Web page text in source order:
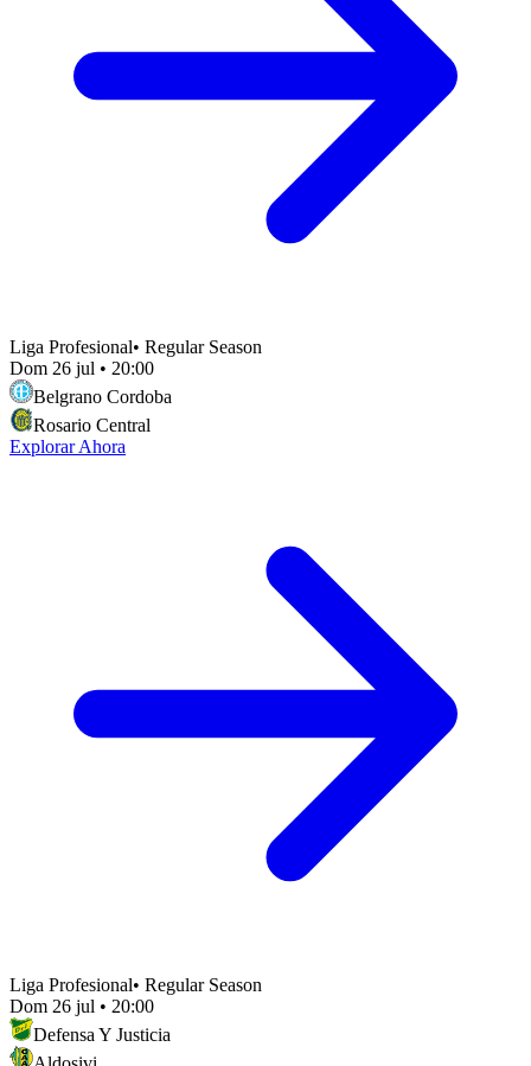
Liga Profesional• Regular Season
Dom 26 jul • 20:00
Belgrano Cordoba
Rosario Central
Explorar Ahora
Liga Profesional• Regular Season
Dom 26 jul • 20:00
Defensa Y Justicia